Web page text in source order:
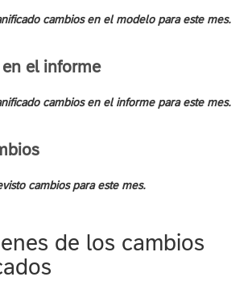
cambios en el modelo para este mes.
el informe
cambios en el informe para este mes.
cambios para este mes.
de los cambios